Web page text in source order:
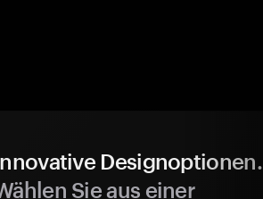
Designoptionen.
Sie aus einer